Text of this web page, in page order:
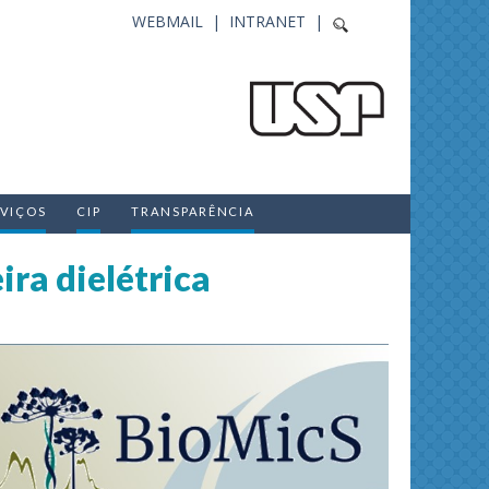
INTRANET |
WEBMAIL |
CIP TRANSPARÊNCIA
dielétrica